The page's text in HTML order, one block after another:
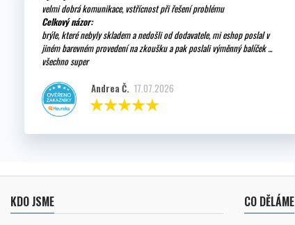
velmi dobrá komunikace, vstřícnost při řešení problému
Celkový názor:
brýle, které nebyly skladem a nedošli od dodavatele, mi eshop poslal v
jiném barevném provedení na zkoušku a pak poslali výměnný balíček ...
všechno super
Andrea Č. 17.07.2026
KDO JSME CO DĚLÁME